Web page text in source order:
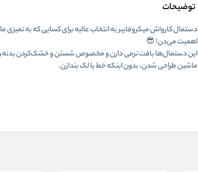
توضیحات
دستمال کارواشمیکروفایبر یه انتخاب عالیه برای کسایی که به
اهمیت می‌دن! 😎
این دستمال‌ها بافت نرمی دارن و مخصوص شستن و خشک‌کردن
ماشین طراحی شدن، بدون اینکه خط یا لک بندازن.